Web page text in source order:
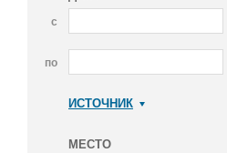
с
по
ИСТОЧНИК
МЕСТО